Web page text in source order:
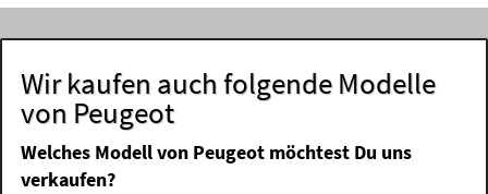
Wir kaufen auch folgende Modelle
von Peugeot
Welches Modell von Peugeot möchtest Du uns
verkaufen?